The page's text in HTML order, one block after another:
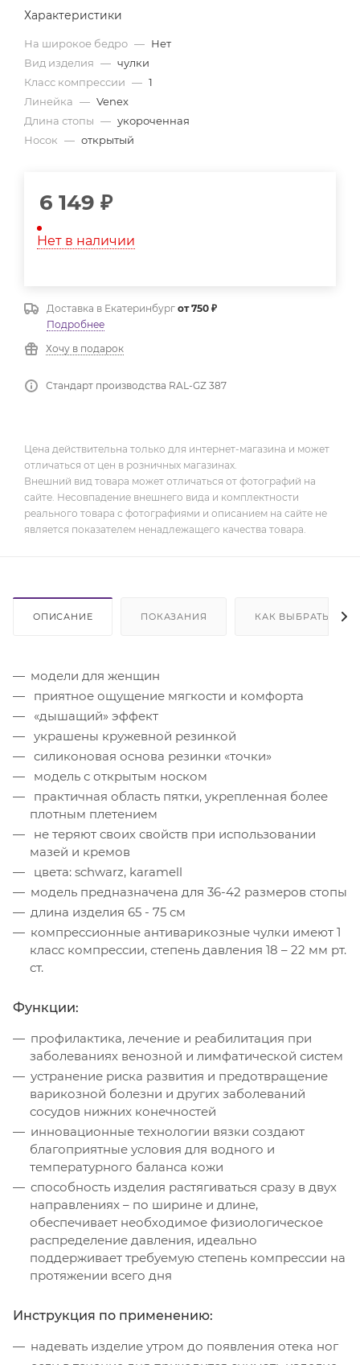
Характеристики
На широкое бедро — Нет
Вид изделия — чулки
Класс компрессии — 1
Линейка — Venex
Длина стопы — укороченная
Носок — открытый
6 149 ₽
Нет в наличии
Доставка в Екатеринбург от 750 ₽
Подробнее
Хочу в подарок
Стандарт производства RAL-GZ 387
Цена действительна только для интернет-магазина и может
отличаться от цен в розничных магазинах.
Внешний вид товара может отличаться от фотографий на
сайте. Несовпадение внешнего вида и комплектности
реального товара с фотографиями и описанием на сайте не
является показателем ненадлежащего качества товара.
ОПИСАНИЕ ПОКАЗАНИЯ КАК ВЫБРАТЬ
модели для женщин
приятное ощущение мягкости и комфорта
«дышащий» эффект
украшены кружевной резинкой
силиконовая основа резинки «точки»
модель с открытым носком
практичная область пятки, укрепленная более
плотным плетением
не теряют своих свойств при использовании
мазей и кремов
цвета: schwarz, karamell
модель предназначена для 36-42 размеров стопы
длина изделия 65 - 75 см
компрессионные антиварикозные чулки имеют 1
класс компрессии, степень давления 18 – 22 мм рт.
ст.
Функции:
профилактика, лечение и реабилитация при
заболеваниях венозной и лимфатической систем
устранение риска развития и предотвращение
варикозной болезни и других заболеваний
сосудов нижних конечностей
инновационные технологии вязки создают
благоприятные условия для водного и
температурного баланса кожи
способность изделия растягиваться сразу в двух
направлениях – по ширине и длине,
обеспечивает необходимое физиологическое
распределение давления, идеально
поддерживает требуемую степень компрессии на
протяжении всего дня
Инструкция по применению:
надевать изделие утром до появления отека ног